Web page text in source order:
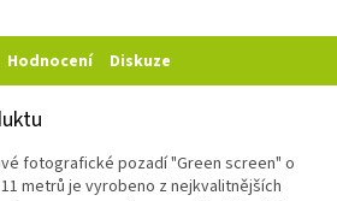
Hodnocení Diskuze
fotografické pozadí "Green screen" o
metrů je vyrobeno z nejkvalitnějších